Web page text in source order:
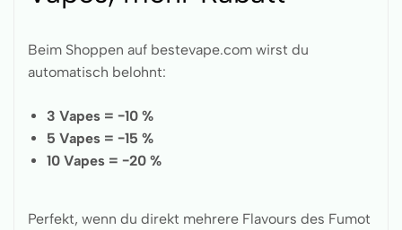
Beim Shoppen auf bestevape.com wirst du
automatisch belohnt:
3 Vapes = −10 %
5 Vapes = −15 %
10 Vapes = −20 %
Perfekt, wenn du direkt mehrere Flavours des Fumot